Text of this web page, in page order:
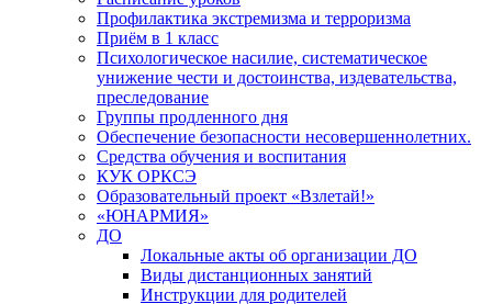
Профилактика экстремизма и терроризма
Приём в 1 класс
Психологическое насилие, систематическое
унижение чести и достоинства, издевательства,
преследование
Группы продленного дня
Обеспечение безопасности несовершеннолетних.
Средства обучения и воспитания
КУК ОРКСЭ
Образовательный проект «Взлетай!»
«ЮНАРМИЯ»
ДО
Локальные акты об организации ДО
Виды дистанционных занятий
Инструкции для родителей